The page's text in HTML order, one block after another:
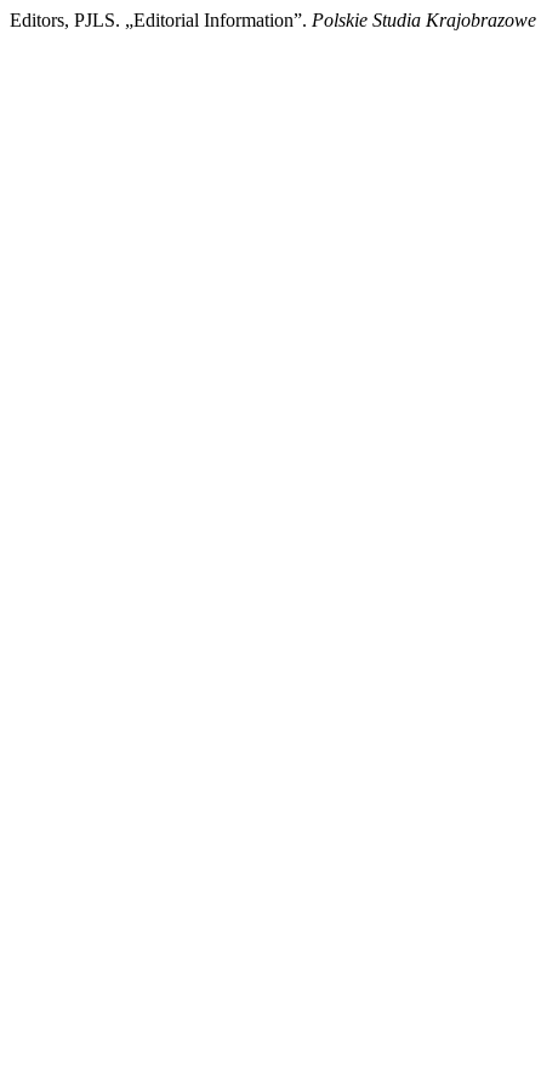
Editors, PJLS. „Editorial Information”. Polskie Studia Krajobrazowe